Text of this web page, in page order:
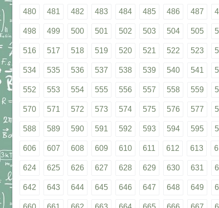
480 481 482 483 484 485 486 487
498 499 500 501 502 503 504 505
516 517 518 519 520 521 522 523
534 535 536 537 538 539 540 541
552 553 554 555 556 557 558 559
570 571 572 573 574 575 576 577
588 589 590 591 592 593 594 595
606 607 608 609 610 611 612 613
624 625 626 627 628 629 630 631
642 643 644 645 646 647 648 649